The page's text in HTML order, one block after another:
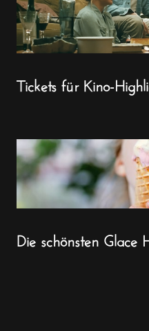
Tickets für Kino-
Die schönsten Glace